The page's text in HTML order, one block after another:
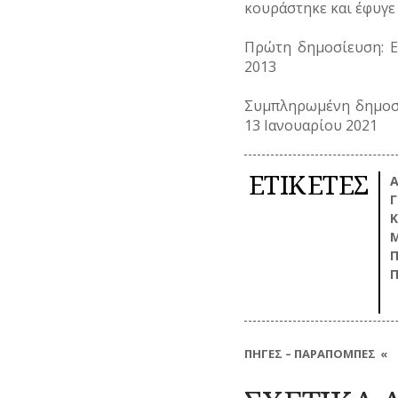
κουράστηκε και
Πρώτη δημοσίευση:
2013
Συμπληρωμένη
13 Ιανουαρίου 2021
ΕΤΙΚΕΤΕΣ
ΠΗΓΕΣ – ΠΑΡΑΠΟΜΠΕΣ